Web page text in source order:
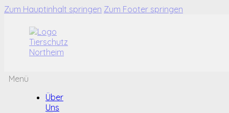
Zum Hauptinhalt springen Zum Footer springen
Menü
Über
Uns